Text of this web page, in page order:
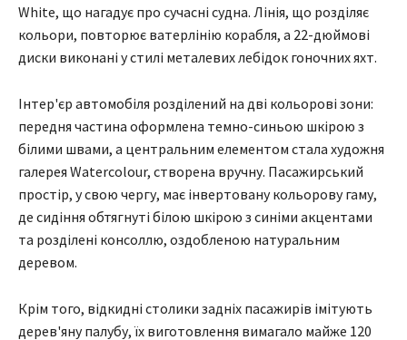
White, що нагадує про сучасні судна. Лінія, що розділяє
кольори, повторює ватерлінію корабля, а 22-дюймові
диски виконані у стилі металевих лебідок гоночних яхт.
Інтер'єр автомобіля розділений на дві кольорові зони:
передня частина оформлена темно-синьою шкірою з
білими швами, а центральним елементом стала художня
галерея Watercolour, створена вручну. Пасажирський
простір, у свою чергу, має інвертовану кольорову гаму,
де сидіння обтягнуті білою шкірою з синіми акцентами
та розділені консоллю, оздобленою натуральним
деревом.
Крім того, відкидні столики задніх пасажирів імітують
дерев'яну палубу, їх виготовлення вимагало майже 120